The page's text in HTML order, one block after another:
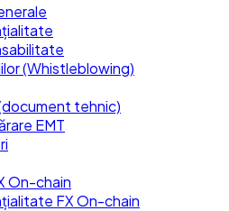
(Whistleblowing)
tehnic)
EMT
On-chain
FX On-chain